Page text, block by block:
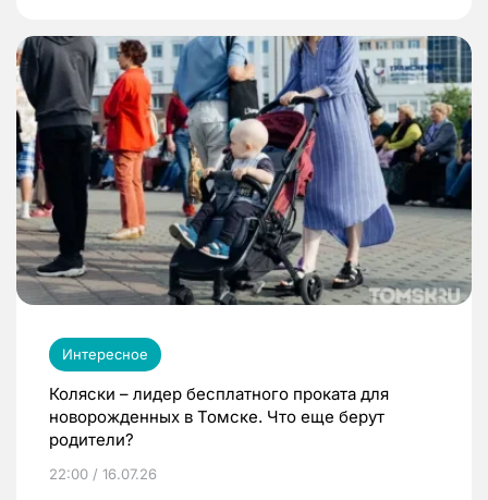
Интересное
Коляски – лидер бесплатного проката для
новорожденных в Томске. Что еще берут
родители?
22:00 / 16.07.26